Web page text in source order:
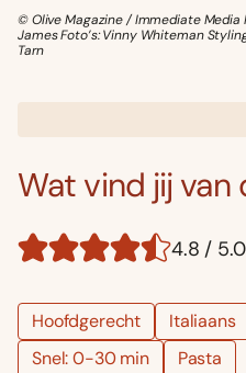
© Olive Magazine / Immediate Media
James Foto’s: Vinny Whiteman
Tarn
Wat vind jij
4.8 /
Hoofdgerecht Italiaans
Snel: 0-30 min
Pasta